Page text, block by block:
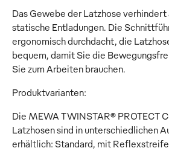
Das Gewebe der Latzhose verhindert
statische Entladungen. Die
ergonomisch durchdacht, die
bequem, damit Sie die
Sie zum Arbeiten brauchen.
Produktvarianten:
Die MEWA TWINSTAR® PROTECT
Latzhosen sind in unterschiedlichen
erhältlich: Standard, mit